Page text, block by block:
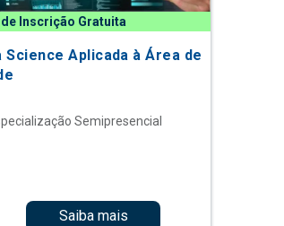
de Inscrição Gratuita
Science Aplicada à Área de
Semipresencial
Saiba mais